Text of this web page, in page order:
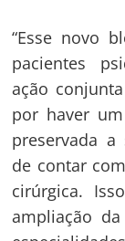
“Esse novo
pacientes
ação
por haver
preservada
de contar
cirúrgica.
ampliação